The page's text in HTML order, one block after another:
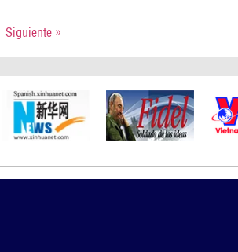
Siguiente »